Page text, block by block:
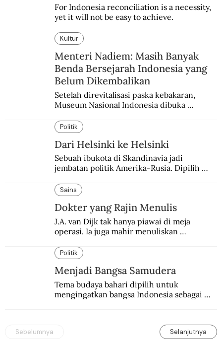
For Indonesia reconciliation is a necessity,
yet it will not be easy to achieve.
Kultur
Menteri Nadiem: Masih Banyak
Benda Bersejarah Indonesia yang
Belum Dikembalikan
Setelah direvitalisasi paska kebakaran,
Museum Nasional Indonesia dibuka
Pameran Repatriasi 2024.
Politik
Dari Helsinki ke Helsinki
Sebuah ibukota di Skandinavia jadi
jembatan politik Amerika-Rusia. Dipilih
Sains
Dokter yang Rajin Menulis
J.A. van Dijk tak hanya piawai di meja
operasi. Ia juga mahir menuliskan
Politik
Menjadi Bangsa Samudera
Tema budaya bahari dipilih untuk
mengingatkan bangsa Indonesia sebagai
Sebelumnya Selanjutnya